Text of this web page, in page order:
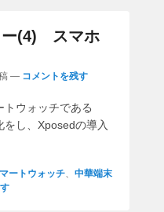
ー(4) スマホ
— コメントを残す
ウォッチである
し、Xposedの導入
ートウォッチ、 中華端末